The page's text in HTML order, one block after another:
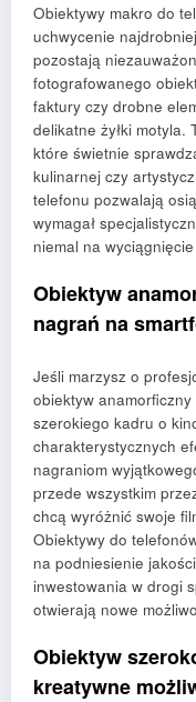
Obiektywy makro do
uchwycenie
pozostają
fotografowanego
faktury czy drobne
delikatne żyłki
które świetnie
kulinarnej czy
telefonu pozwalają
wymagał
niemal na
Obiektyw
nagrań na
Jeśli marzysz o
obiektyw
szerokiego kadru o
charakterystycznych
nagraniom
przede wszystkim
chcą wyróżnić swoje
Obiektywy do
na podniesienie
inwestowania w drogi
otwierają nowe
Obiektyw
kreatywne